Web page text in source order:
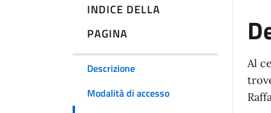
INDICE DELLA
PAGINA
Descrizione
Modalità di accesso
Al